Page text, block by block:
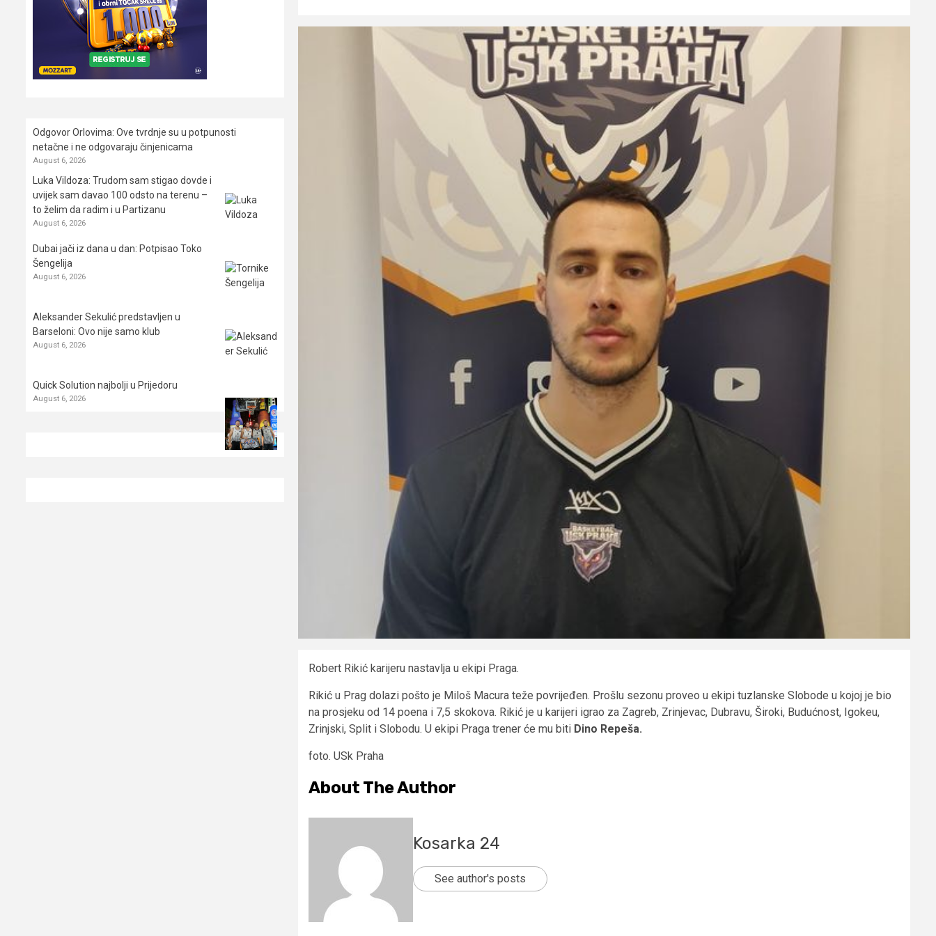
Robert Rikić karijeru nastavlja u ekipi Praga.
Rikić u Prag dolazi pošto je Miloš Macura teže povrijeđen. Prošlu sezonu proveo u ekipi tuzlanske Slobode u kojoj je bio
na prosjeku od 14 poena i 7,5 skokova. Rikić je u karijeri igrao za Zagreb, Zrinjevac, Dubravu, Široki, Budućnost, Igokeu,
Zrinjski, Split i Slobodu. U ekipi Praga trener će mu biti Dino Repeša.
foto. USk Praha
About The Author
Kosarka 24
See author's posts
Odgovor Orlovima: ​Ove tvrdnje su u potpunosti
netačne i ne odgovaraju činjenicama
August 6, 2026
Luka Vildoza: Trudom sam stigao dovde i
uvijek sam davao 100 odsto na terenu –
to želim da radim i u Partizanu
August 6, 2026
Dubai jači iz dana u dan: Potpisao Toko
Šengelija
August 6, 2026
Aleksander Sekulić predstavljen u
Barseloni: Ovo nije samo klub
August 6, 2026
Quick Solution najbolji u Prijedoru
August 6, 2026